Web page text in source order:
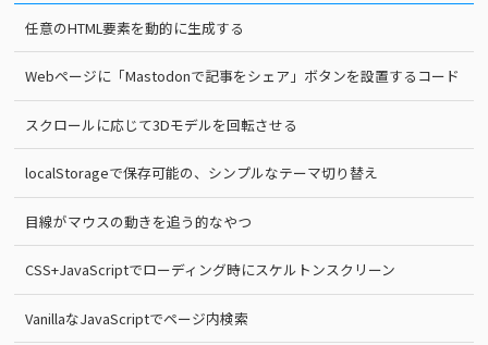
任意のHTML要素を動的に生成する
Webページに「Mastodonで記事をシェア」ボタンを設置するコード
スクロールに応じて3Dモデルを回転させる
localStorageで保存可能の、シンプルなテーマ切り替え
目線がマウスの動きを追う的なやつ
CSS+JavaScriptでローディング時にスケルトンスクリーン
VanillaなJavaScriptでページ内検索